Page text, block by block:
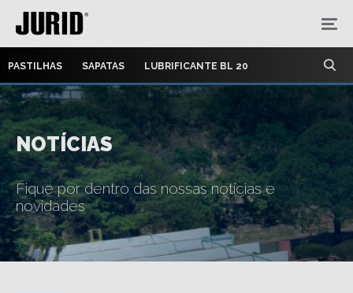
PASTILHAS SAPATAS LUBRIFICANTE BL 20
NOTÍCIAS
Fique por dentro das nossas notícias e
novidades